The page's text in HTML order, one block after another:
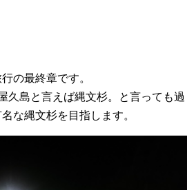
の最終章です。
久島と言えば縄文杉。と言っても過
な縄文杉を目指します。